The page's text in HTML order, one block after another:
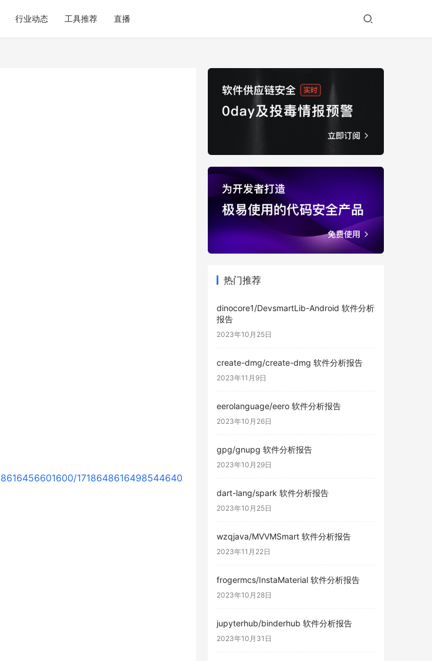
行业动态 工具推荐 直播
1718648616498544640
热门推荐
dinocore1/DevsmartLib-Android 软件分析
报告
2023年10月25日
create-dmg/create-dmg 软件分析报告
2023年11月9日
eerolanguage/eero 软件分析报告
2023年10月26日
gpg/gnupg 软件分析报告
2023年10月29日
dart-lang/spark 软件分析报告
2023年10月25日
wzqjava/MVVMSmart 软件分析报告
2023年11月22日
frogermcs/InstaMaterial 软件分析报告
2023年10月28日
jupyterhub/binderhub 软件分析报告
2023年10月31日